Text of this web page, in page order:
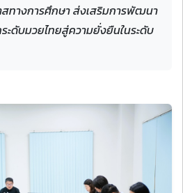
สทางการศึกษา ส่งเสริมการพัฒนา
ดับมวยไทยสู่ความยั่งยืนในระดับ